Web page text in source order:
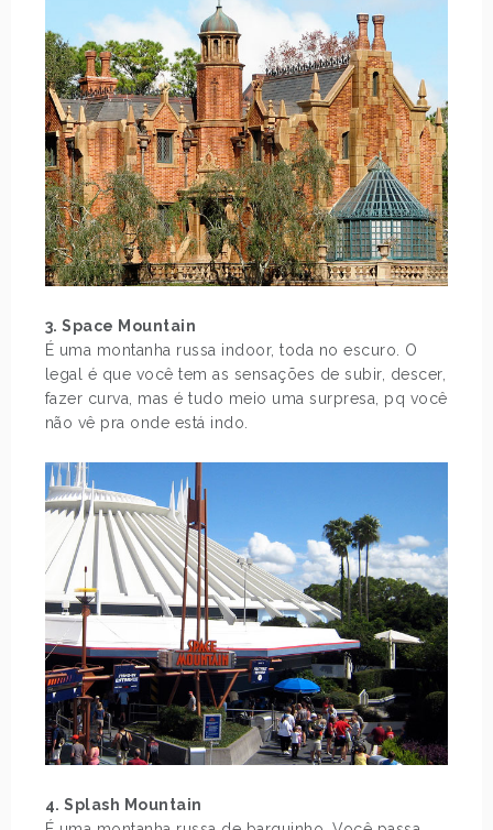
3. Space Mountain
É uma montanha russa indoor, toda no escuro. O
legal é que você tem as sensações de subir, descer,
fazer curva, mas é tudo meio uma surpresa, pq você
não vê pra onde está indo.
4. Splash Mountain